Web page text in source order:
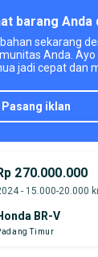
barang Anda
sekarang
Anda.
jadi cepat dan
pasang iklan
270.000.000
- 15.000-20.000
BR-V
Timur